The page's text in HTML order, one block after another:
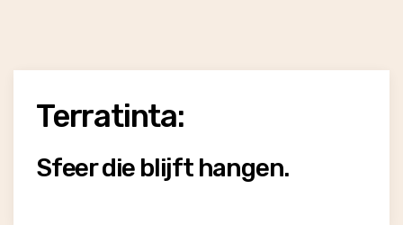
Terratinta:
Sfeer die blijft hangen.